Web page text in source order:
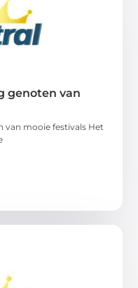
genoten van
van mooie festivals Het